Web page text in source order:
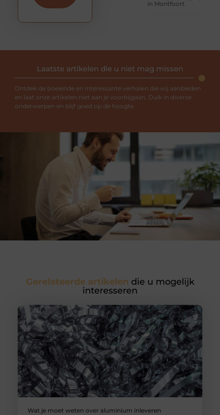
in Montfoort
Laatste artikelen die u niet mag missen
Ontdek de boeiende en interessante verhalen die wij aanbieden
en laat onze artikelen niet aan je voorbijgaan. Duik in diverse
onderwerpen en blijf goed op de hoogte.
Gerelateerde artikelen die u mogelijk
interesseren
Wat je moet weten over aluminium inleveren